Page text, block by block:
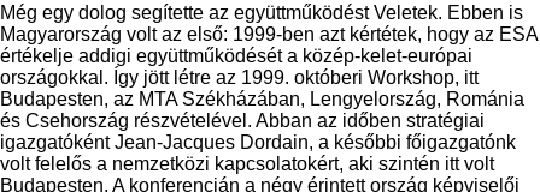
Még egy dolog segítette az együttműködést Veletek. Ebben is
Magyarország volt az első: 1999-ben azt kértétek, hogy az ESA
értékelje addigi együttműködését a közép-kelet-európai
országokkal. Így jött létre az 1999. októberi Workshop, itt
Budapesten, az MTA Székházában, Lengyelország, Románia
és Csehország részvételével. Abban az időben stratégiai
igazgatóként Jean-Jacques Dordain, a későbbi főigazgatónk
volt felelős a nemzetközi kapcsolatokért, aki szintén itt volt
Budapesten. A konferencián a négy érintett ország képviselői